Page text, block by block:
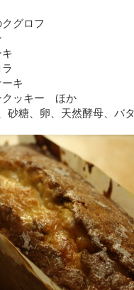
グロフ
キ
クッキー ほか
砂糖、卵、天然酵母、バ